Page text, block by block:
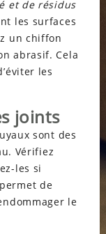
et de résidus
les surfaces
un chiffon
abrasif. Cela
les
joints
sont des
Vérifiez
les si
de
le